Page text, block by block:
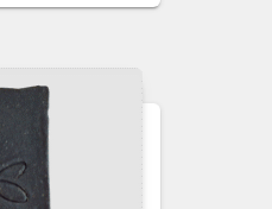
$ 18.600
$ 50.000